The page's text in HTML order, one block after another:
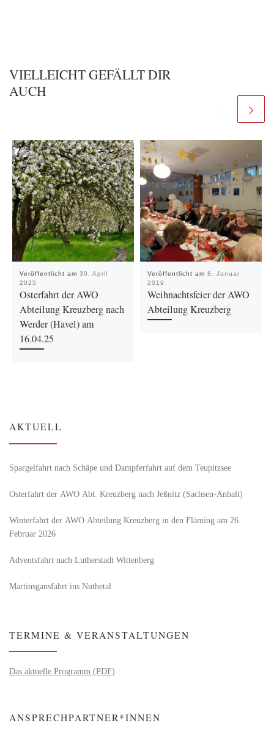
VIELLEICHT GEFÄLLT DIR
AUCH
Veröffentlicht am 30. April
2025
Osterfahrt der AWO
Abteilung Kreuzberg nach
Werder (Havel) am
16.04.25
Veröffentlicht am 8. Januar
2019
Weihnachtsfeier der AWO
Abteilung Kreuzberg
AKTUELL
Spargelfahrt nach Schäpe und Dampferfahrt auf dem Teupitzsee
Osterfahrt der AWO Abt. Kreuzberg nach Jeßnitz (Sachsen-Anhalt)
Winterfahrt der AWO Abteilung Kreuzberg in den Fläming am 26.
Februar 2026
Adventsfahrt nach Lutherstadt Wittenberg
Martinsgansfahrt ins Nuthetal
TERMINE & VERANSTALTUNGEN
Das aktuelle Programm (PDF)
ANSPRECHPARTNER*INNEN